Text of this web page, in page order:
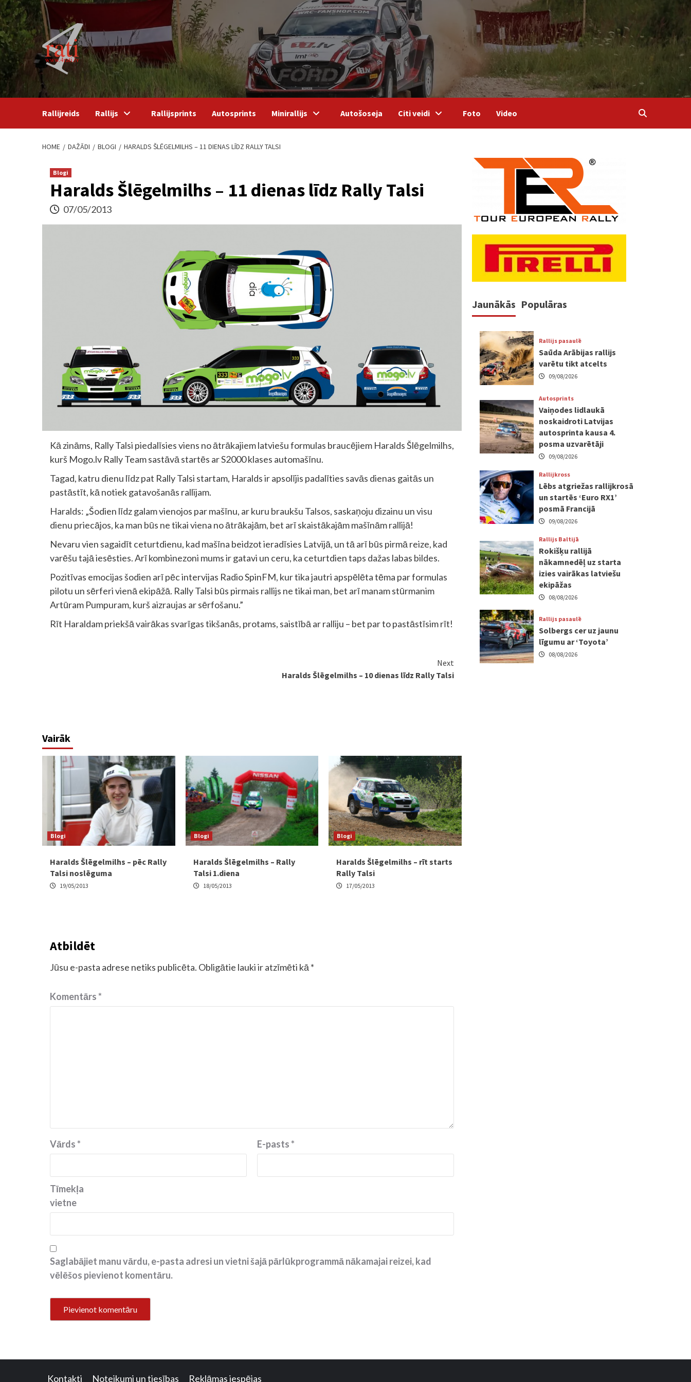
Skip
to
content
Rallijreids Rallijs Rallijsprints Autosprints Minirallijs Autošoseja Citi veidi Foto Video
HOME DAŽĀDI BLOGI HARALDS ŠLĒGELMILHS – 11 DIENAS LĪDZ RALLY TALSI
Blogi
Haralds Šlēgelmilhs – 11 dienas līdz Rally Talsi
07/05/2013
Kā zināms, Rally Talsi piedalīsies viens no ātrākajiem latviešu formulas braucējiem Haralds Šlēgelmilhs,
kurš Mogo.lv Rally Team sastāvā startēs ar S2000 klases automašīnu.
Tagad, katru dienu līdz pat Rally Talsi startam, Haralds ir apsolījis padalīties savās dienas gaitās un
pastāstīt, kā notiek gatavošanās rallijam.
Haralds: „Šodien līdz galam vienojos par mašīnu, ar kuru braukšu Talsos, saskaņoju dizainu un visu
dienu priecājos, ka man būs ne tikai viena no ātrākajām, bet arī skaistākajām mašīnām rallijā!
Nevaru vien sagaidīt ceturtdienu, kad mašīna beidzot ieradīsies Latvijā, un tā arī būs pirmā reize, kad
varēšu tajā iesēsties. Arī kombinezoni mums ir gatavi un ceru, ka ceturtdien taps dažas labas bildes.
Pozitīvas emocijas šodien arī pēc intervijas Radio SpinFM, kur tika jautri apspēlēta tēma par formulas
pilotu un sērferi vienā ekipāžā. Rally Talsi būs pirmais rallijs ne tikai man, bet arī manam stūrmanim
Artūram Pumpuram, kurš aizraujas ar sērfošanu.”
Rīt Haraldam priekšā vairākas svarīgas tikšanās, protams, saistībā ar ralliju – bet par to pastāstīsim rīt!
Next
Haralds Šlēgelmilhs – 10 dienas līdz Rally Talsi
Vairāk
Blogi
Haralds Šlēgelmilhs – pēc Rally
Talsi noslēguma
19/05/2013
Blogi
Haralds Šlēgelmilhs – Rally
Talsi 1.diena
18/05/2013
Blogi
Haralds Šlēgelmilhs – rīt starts
Rally Talsi
17/05/2013
Atbildēt
Jūsu e-pasta adrese netiks publicēta. Obligātie lauki ir atzīmēti kā*
Komentārs*
Vārds* E-pasts*
Tīmekļa
vietne
Saglabājiet manu vārdu, e-pasta adresi un vietni šajā pārlūkprogrammā nākamajai reizei, kad
vēlēšos pievienot komentāru.
Jaunākās Populāras
Rallijs pasaulē
Saūda Arābijas rallijs
varētu tikt atcelts
09/08/2026
Autosprints
Vaiņodes lidlaukā
noskaidroti Latvijas
autosprinta kausa 4.
posma uzvarētāji
09/08/2026
Rallijkross
Lēbs atgriežas rallijkrosā
un startēs ‘Euro RX1’
posmā Francijā
09/08/2026
Rallijs Baltijā
Rokišķu rallijā
nākamnedēļ uz starta
izies vairākas latviešu
ekipāžas
08/08/2026
Rallijs pasaulē
Solbergs cer uz jaunu
līgumu ar ‘Toyota’
08/08/2026
Kontakti Noteikumi un tiesības Reklāmas iespējas